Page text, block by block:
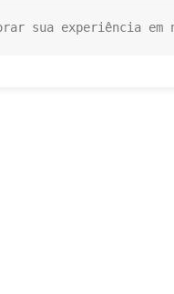
sua experiência